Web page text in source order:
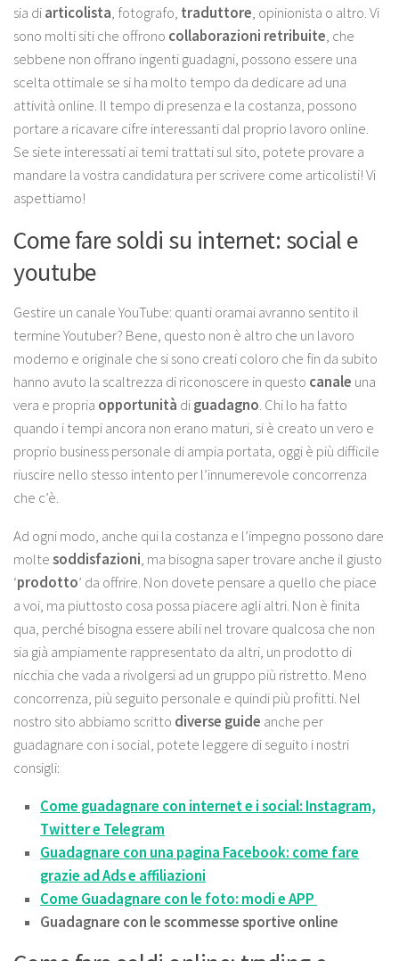
sia diarticolista, fotografo, traduttore, opinionista o altro. Vi
sono molti siti che offrono collaborazioni retribuite, che
sebbene non offrano ingenti guadagni, possono essere una
scelta ottimale se si ha molto tempo da dedicare ad una
attività online. Il tempo di presenza e la costanza, possono
portare a ricavare cifre interessanti dal proprio lavoro online.
Se siete interessati ai temi trattati sul sito, potete provare a
mandare la vostra candidatura per scrivere come articolisti! Vi
aspettiamo!
Come fare soldi su internet: social e
youtube
Gestire un canale YouTube: quanti oramai avranno sentito il
termine Youtuber? Bene, questo non è altro che un lavoro
moderno e originale che si sono creati coloro che fin da subito
hanno avuto la scaltrezza di riconoscere in questo canale una
vera e propria opportunità diguadagno. Chi lo ha fatto
quando i tempi ancora non erano maturi, si è creato un vero e
proprio business personale di ampia portata, oggi è più difficile
riuscire nello stesso intento per l’innumerevole concorrenza
che c’è.
Ad ogni modo, anche qui la costanza e l’impegno possono dare
moltesoddisfazioni, ma bisogna saper trovare anche il giusto
‘prodotto’ da offrire. Non dovete pensare a quello che piace
a voi, ma piuttosto cosa possa piacere agli altri. Non è finita
qua, perché bisogna essere abili nel trovare qualcosa che non
sia già ampiamente rappresentato da altri, un prodotto di
nicchia che vada a rivolgersi ad un gruppo più ristretto. Meno
concorrenza, più seguito personale e quindi più profitti. Nel
nostro sito abbiamo scritto diverse guide anche per
guadagnare con i social, potete leggere di seguito i nostri
consigli:
Come guadagnare con internet e i social: Instagram,
Twitter e Telegram
Guadagnare con una pagina Facebook: come fare
grazie ad Ads e affiliazioni
Come Guadagnare con le foto: modi e APP
Guadagnare con le scommesse sportive online